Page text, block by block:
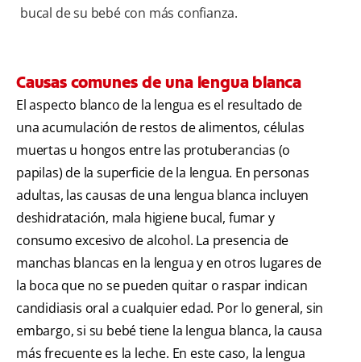
bucal de su bebé con más confianza.
Causas comunes de una lengua blanca
El aspecto blanco de la lengua es el resultado de
una acumulación de restos de alimentos, células
muertas u hongos entre las protuberancias (o
papilas) de la superficie de la lengua. En personas
adultas, las causas de una lengua blanca incluyen
deshidratación, mala higiene bucal, fumar y
consumo excesivo de alcohol. La presencia de
manchas blancas en la lengua y en otros lugares de
la boca que no se pueden quitar o raspar indican
candidiasis oral a cualquier edad. Por lo general, sin
embargo, si su bebé tiene la lengua blanca, la causa
más frecuente es la leche. En este caso, la lengua